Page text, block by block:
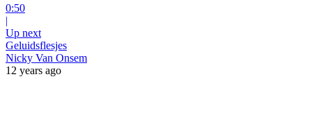
0:50
|
Up next
Geluidsflesjes
Nicky Van Onsem
12 years ago